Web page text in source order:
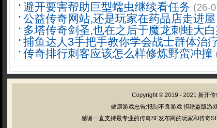
避开要害帮助巨型蠕虫继续看任务 (26-
公益传奇网站,还是玩家在药品店走进屋
多塔传奇剑圣,也在之后于魔龙刺蛙大
捕鱼达人3手把手教你学会战士群体治
传奇排行刺客应该怎么样修炼野蛮冲撞
Copyright © 2019 - 2021 新开传
健康游戏忠告:抵制不良游戏 拒绝盗版游
感谢一直支持最专业的传奇SF发布网的玩家和传奇